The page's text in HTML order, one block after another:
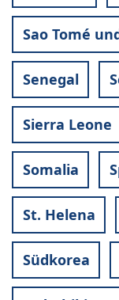
Sao Tomé
Senegal
Sierra Leone
Somalia
St. Helena
Südkorea